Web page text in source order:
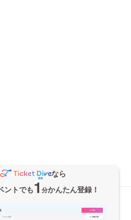
なら
ントでも1 分かんたん登録！